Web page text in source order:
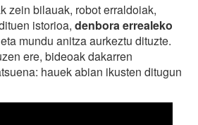
zein bilauak, robot erraldoiak,
istorioa, denbora errealeko
eta mundu anitza aurkeztu dituzte.
ere, bideoak dakarren
hauek abian ikusten ditugun